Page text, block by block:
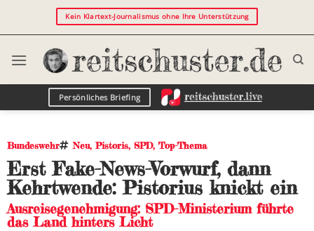
Kein Klartext-Journalismus ohne Ihre Unterstützung
Persönliches Briefing
Bundeswehr Neu,Pistoris, SPD, Top-Thema
Erst Fake-News-Vorwurf, dann
Kehrtwende: Pistorius knickt ein
Ausreisegenehmigung: SPD-Ministerium führte
das Land hinters Licht